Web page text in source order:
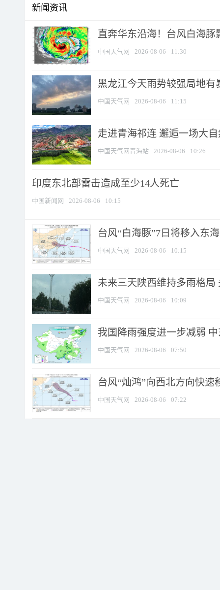
新闻资讯
直奔华东沿海！台风白海豚
中国天气网 2026-08-06 11:30
黑龙江今天雨势较强局地有
中国天气网 2026-08-06 11:15
走进青海祁连 邂逅一场大
中国天气网青海站 2026-08-06 10:26
印度东北部雷击造成至少14人死亡
中国新闻网 2026-08-06 10:15
台风“白海豚”7日将移入东
中国天气网 2026-08-06 10:15
未来三天陕西维持多雨格局
中国天气网 2026-08-06 10:09
我国降雨强度进一步减弱
中国天气网 2026-08-06 07:50
台风“灿鸿”向西北方向快
中国天气网 2026-08-06 07:22